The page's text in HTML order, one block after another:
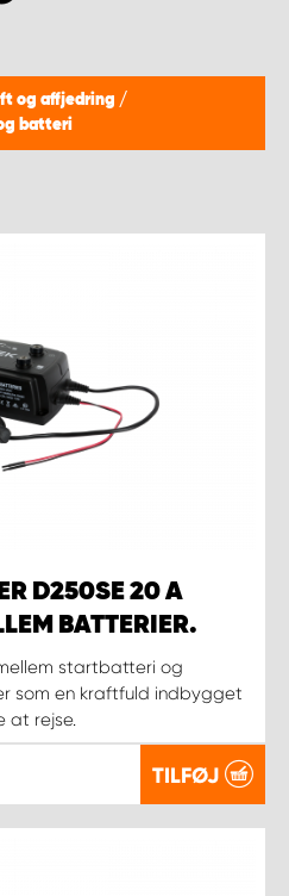
og affjedring /
batteri
D250SE 20 A
BATTERIER.
startbatteri og
som en kraftfuld indbygget
at rejse.
TILFØJ